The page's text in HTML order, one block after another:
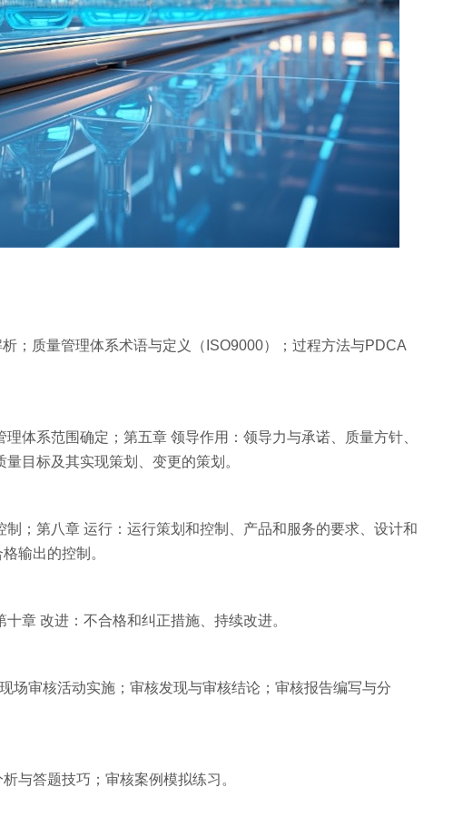
；质量管理体系术语与定义（ISO9000）；过程方法与PDCA
体系范围确定；第五章 领导作用：领导力与承诺、质量方针、
目标及其实现策划、变更的策划。
；第八章 运行：运行策划和控制、产品和服务的要求、设计和
输出的控制。
章 改进：不合格和纠正措施、持续改进。
场审核活动实施；审核发现与审核结论；审核报告编写与分
与答题技巧；审核案例模拟练习。